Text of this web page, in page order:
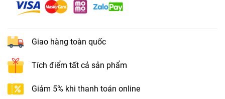
Giao hàng toàn quốc
Tích điểm tất cả sản phẩm
Giảm 5% khi thanh toán online